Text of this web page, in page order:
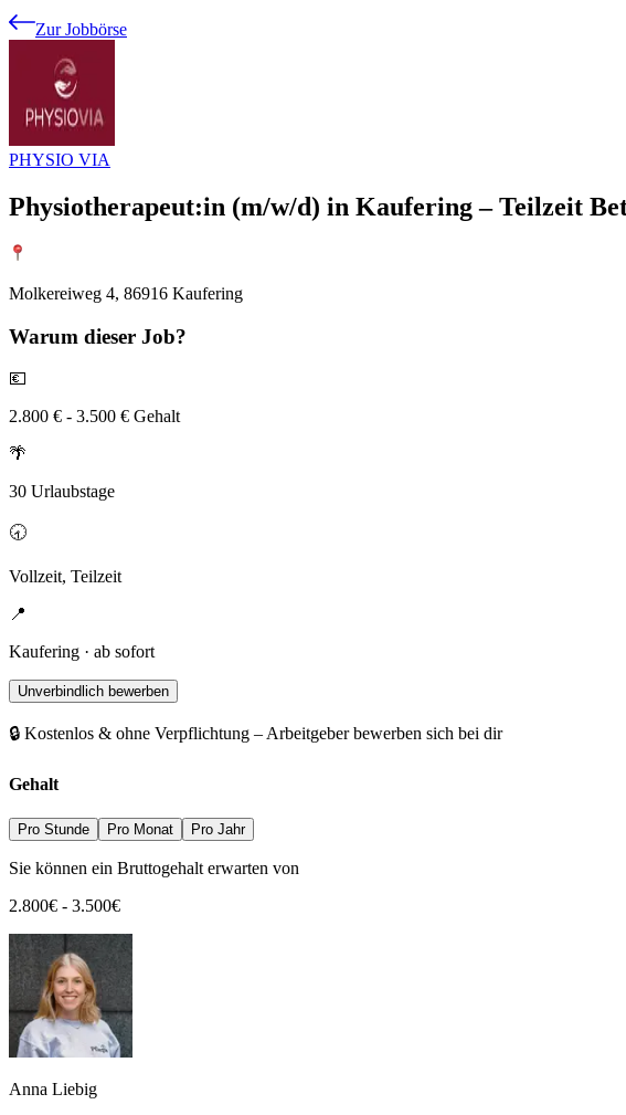
Zur Jobbörse
PHYSIO VIA
Physiotherapeut:in (m/w/d) in Kaufering – Teilzeit
Molkereiweg 4, 86916 Kaufering
Warum dieser Job?
💶
2.800 € - 3.500 € Gehalt
🌴
30 Urlaubstage
🕣
Vollzeit, Teilzeit
📍
Kaufering · ab sofort
Unverbindlich bewerben
🔒 Kostenlos & ohne Verpflichtung – Arbeitgeber bewerben sich bei dir
Gehalt
Pro Stunde Pro Monat Pro Jahr
Sie können ein Bruttogehalt erwarten von
2.800€ - 3.500€
Anna Liebig